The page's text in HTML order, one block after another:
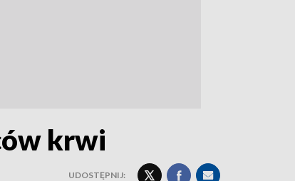
krwi
UDOSTĘPNIJ: